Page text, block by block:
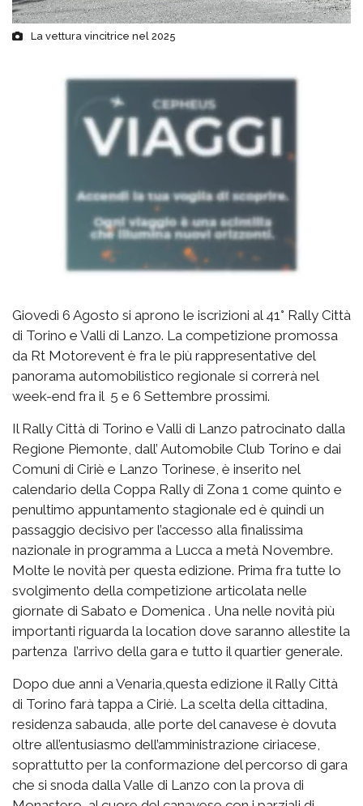
La vettura vincitrice nel 2025
Giovedì 6 Agosto si aprono le iscrizioni al 41° Rally Città
di Torino e Valli di Lanzo. La competizione promossa
da Rt Motorevent è fra le più rappresentative del
panorama automobilistico regionale si correrà nel
week-end fra il 5 e 6 Settembre prossimi.
Il Rally Città di Torino e Valli di Lanzo patrocinato dalla
Regione Piemonte, dall’ Automobile Club Torino e dai
Comuni di Ciriè e Lanzo Torinese, è inserito nel
calendario della Coppa Rally di Zona 1 come quinto e
penultimo appuntamento stagionale ed è quindi un
passaggio decisivo per l’accesso alla finalissima
nazionale in programma a Lucca a metà Novembre.
Molte le novità per questa edizione. Prima fra tutte lo
svolgimento della competizione articolata nelle
giornate di Sabato e Domenica . Una nelle novità più
importanti riguarda la location dove saranno allestite la
partenza l’arrivo della gara e tutto il quartier generale.
Dopo due anni a Venaria,questa edizione il Rally Città
di Torino farà tappa a Ciriè. La scelta della cittadina,
residenza sabauda, alle porte del canavese è dovuta
oltre all’entusiasmo dell’amministrazione ciriacese,
soprattutto per la conformazione del percorso di gara
che si snoda dalla Valle di Lanzo con la prova di